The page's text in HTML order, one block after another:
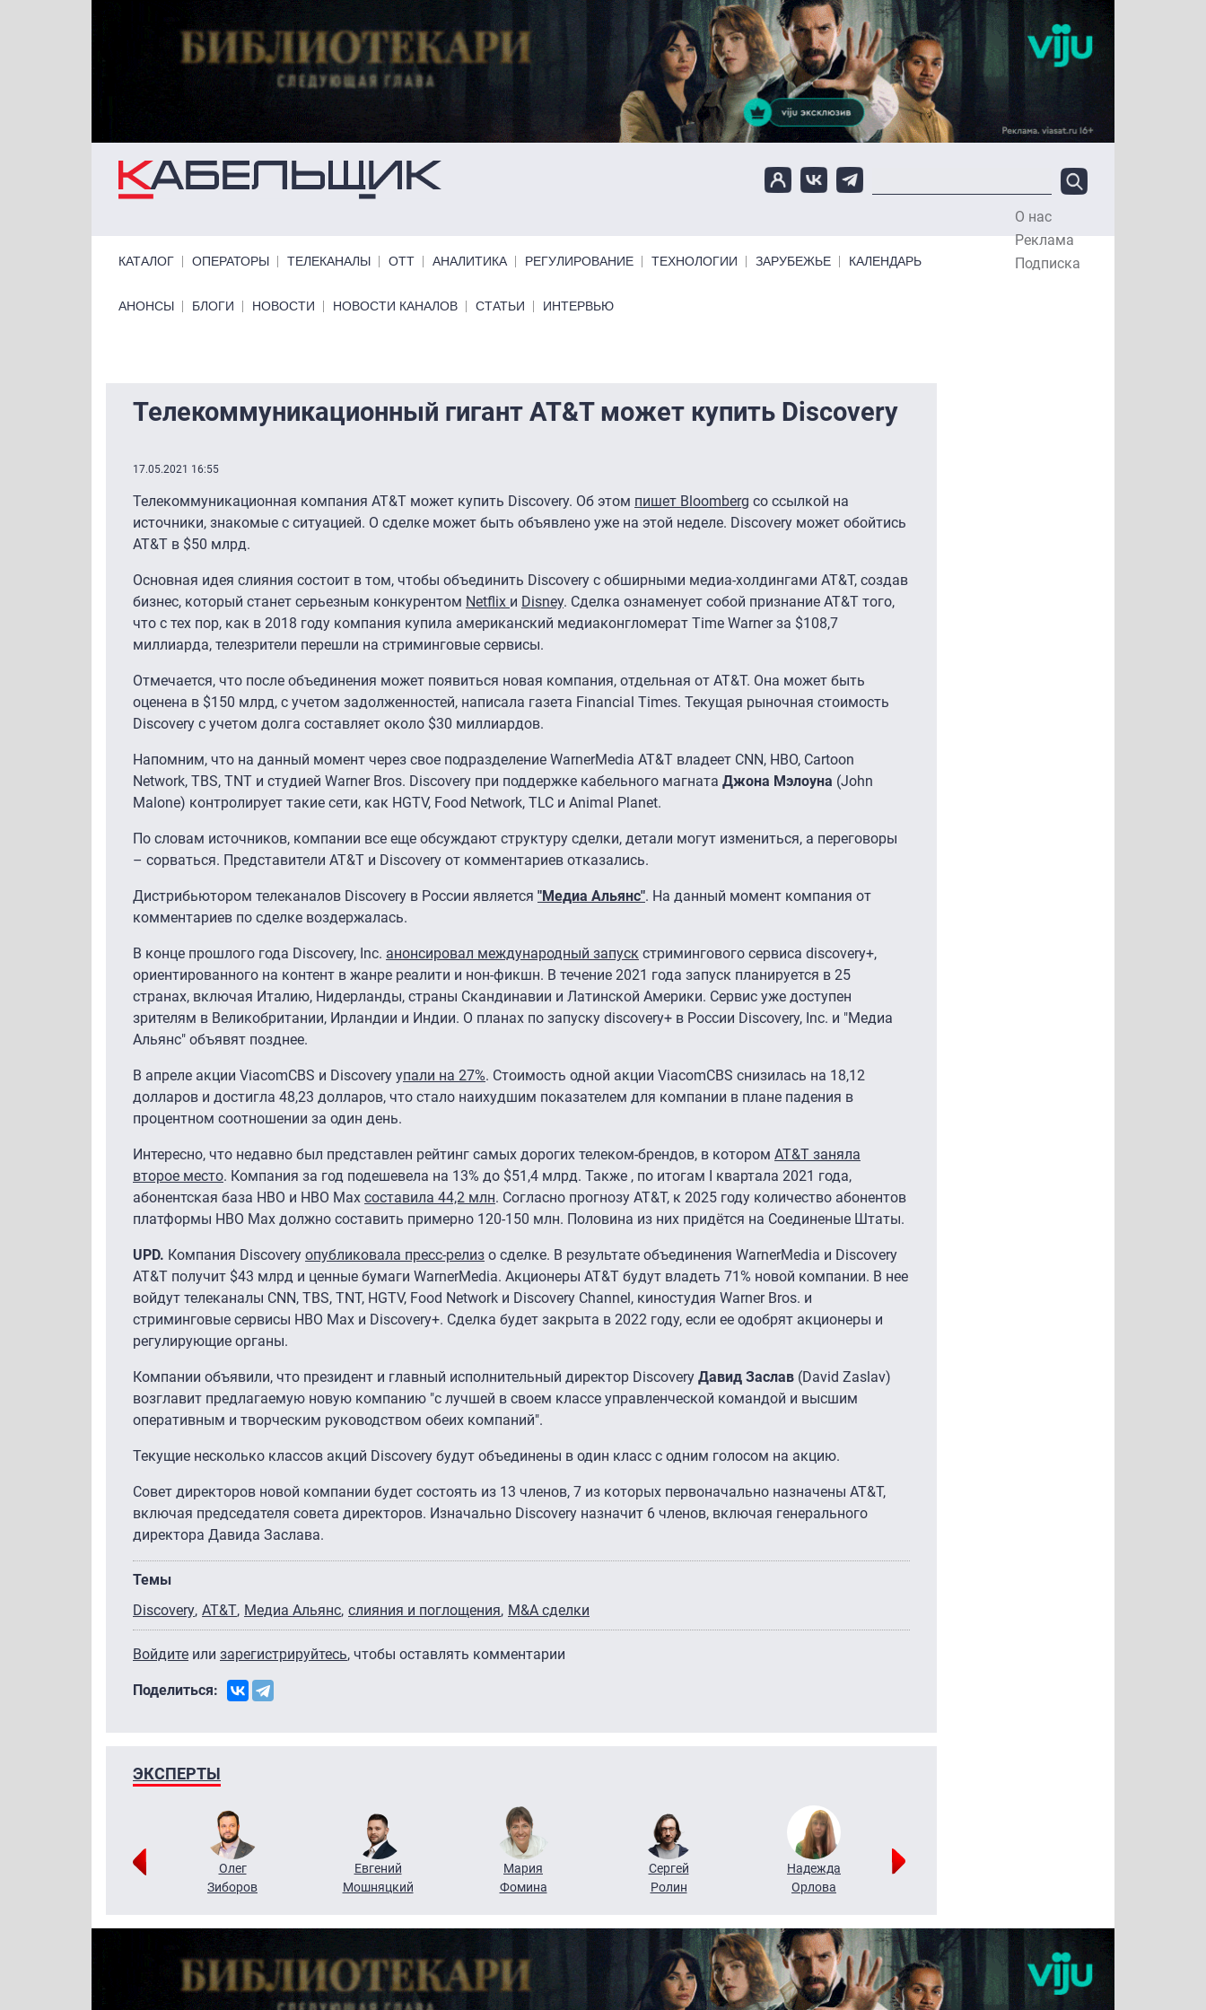
О нас
Реклама
Подписка
КАТАЛОГ ОПЕРАТОРЫ ТЕЛЕКАНАЛЫ ОТТ АНАЛИТИКА РЕГУЛИРОВАНИЕ ТЕХНОЛОГИИ ЗАРУБЕЖЬЕ КАЛЕНДАРЬ
Primary links bottom
АНОНСЫ БЛОГИ НОВОСТИ НОВОСТИ КАНАЛОВ СТАТЬИ ИНТЕРВЬЮ
Телекоммуникационный гигант AT&T может купить Discovery
17.05.2021 16:55
Телекоммуникационная компания AT&T может купить Discovery. Об этом пишет Bloomberg со ссылкой на
источники, знакомые с ситуацией. О сделке может быть объявлено уже на этой неделе. Discovery может обойтись
AT&T в $50 млрд.
Основная идея слияния состоит в том, чтобы объединить Discovery с обширными медиа-холдингами AT&T, создав
бизнес, который станет серьезным конкурентом Netflix и Disney. Сделка ознаменует собой признание AT&T того,
что с тех пор, как в 2018 году компания купила американский медиаконгломерат Time Warner за $108,7
миллиарда, телезрители перешли на стриминговые сервисы.
Отмечается, что после объединения может появиться новая компания, отдельная от AT&T. Она может быть
оценена в $150 млрд, с учетом задолженностей, написала газета Financial Times. Текущая рыночная стоимость
Discovery с учетом долга составляет около $30 миллиардов.
Напомним, что на данный момент через свое подразделение WarnerMedia AT&T владеет CNN, HBO, Cartoon
Network, TBS, TNT и студией Warner Bros. Discovery при поддержке кабельного магната Джона Мэлоуна (John
Malone) контролирует такие сети, как HGTV, Food Network, TLC и Animal Planet.
По словам источников, компании все еще обсуждают структуру сделки, детали могут измениться, а переговоры
– сорваться. Представители AT&T и Discovery от комментариев отказались.
Дистрибьютором телеканалов Discovery в России является "Медиа Альянс". На данный момент компания от
комментариев по сделке воздержалась.
В конце прошлого года Discovery, Inc. анонсировал международный запуск стримингового сервиса discovery+,
ориентированного на контент в жанре реалити и нон-фикшн. В течение 2021 года запуск планируется в 25
странах, включая Италию, Нидерланды, страны Скандинавии и Латинской Америки. Сервис уже доступен
зрителям в Великобритании, Ирландии и Индии. О планах по запуску discovery+ в России Discovery, Inc. и "Медиа
Альянс" объявят позднее.
В апреле акции ViacomCBS и Discovery упали на 27%. Стоимость одной акции ViacomCBS снизилась на 18,12
долларов и достигла 48,23 долларов, что стало наихудшим показателем для компании в плане падения в
процентном соотношении за один день.
Интересно, что недавно был представлен рейтинг самых дорогих телеком-брендов, в котором AT&T заняла
второе место. Компания за год подешевела на 13% до $51,4 млрд. Также , по итогам I квартала 2021 года,
абонентская база HBO и HBO Max составила 44,2 млн. Согласно прогнозу AT&T, к 2025 году количество абонентов
платформы HBO Max должно составить примерно 120-150 млн. Половина из них придётся на Соединеные Штаты.
UPD. Компания Discovery опубликовала пресс-релиз о сделке. В результате объединения WarnerMedia и Discovery
AT&T получит $43 млрд и ценные бумаги WarnerMedia. Акционеры AT&T будут владеть 71% новой компании. В нее
войдут телеканалы CNN, TBS, TNT, HGTV, Food Network и Discovery Channel, киностудия Warner Bros. и
стриминговые сервисы HBO Max и Discovery+. Сделка будет закрыта в 2022 году, если ее одобрят акционеры и
регулирующие органы.
Компании объявили, что президент и главный исполнительный директор Discovery Давид Заслав (David Zaslav)
возглавит предлагаемую новую компанию "с лучшей в своем классе управленческой командой и высшим
оперативным и творческим руководством обеих компаний".
Текущие несколько классов акций Discovery будут объединены в один класс с одним голосом на акцию.
Совет директоров новой компании будет состоять из 13 членов, 7 из которых первоначально назначены AT&T,
включая председателя совета директоров. Изначально Discovery назначит 6 членов, включая генерального
директора Давида Заслава.
Темы
Discovery AT&T Медиа Альянс слияния и поглощения M&A сделки
Войдите или зарегистрируйтесь, чтобы оставлять комментарии
Поделиться:
ЭКСПЕРТЫ
Олег
Зиборов
Евгений
Мошняцкий
Мария
Фомина
Сергей
Ролин
Надежда
Орлова